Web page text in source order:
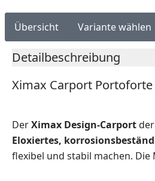
Übersicht Variante wählen
Detailbeschreibung
Ximax Carport Portoforte
DerXimax Design-Carport
Eloxiertes,
flexibel und stabil machen.